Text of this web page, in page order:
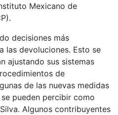
Mexicano de
decisiones más
las devoluciones. Esto se
ajustando sus sistemas
de
de las nuevas medidas
pueden percibir como
Algunos contribuyentes